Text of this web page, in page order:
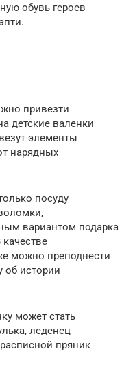
обувь героев
привезти
детские валенки
элементы
нарядных
посуду
вариантом подарка
можно преподнести
об истории
может стать
леденец
пряник